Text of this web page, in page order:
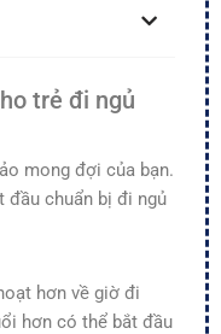
trẻ đi ngủ
mong đợi của bạn.
đầu chuẩn bị đi ngủ
hơn về giờ đi
hơn có thể bắt đầu